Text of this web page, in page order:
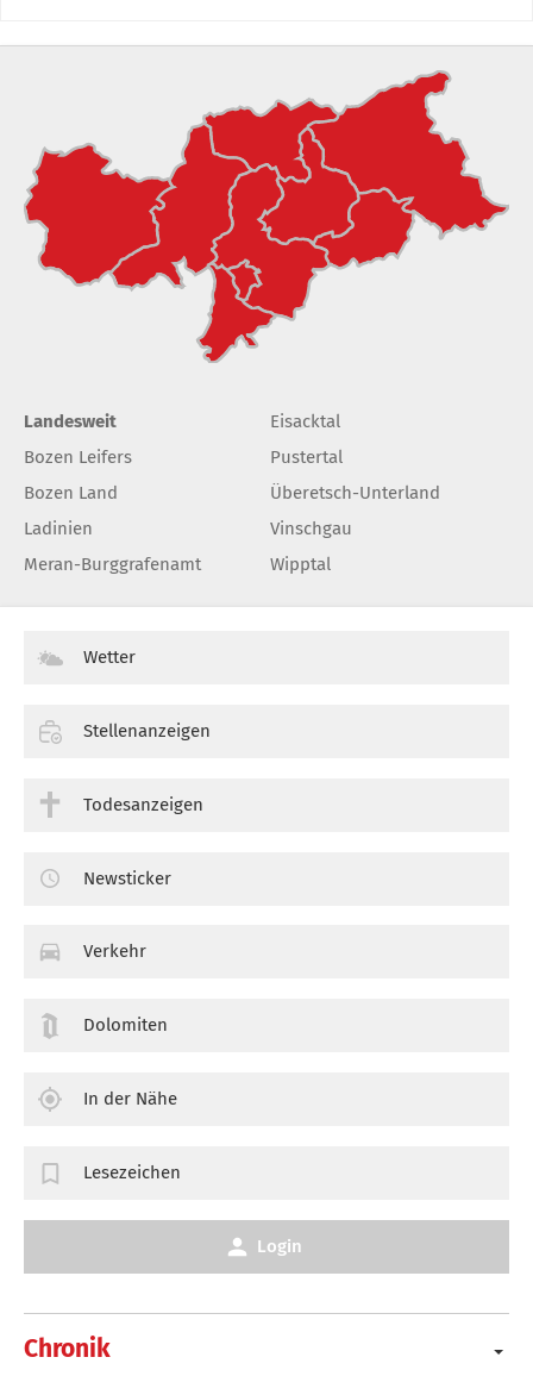
Landesweit
Bozen Leifers
Bozen Land
Ladinien
Meran-Burggrafenamt
Eisacktal
Pustertal
Überetsch-Unterland
Vinschgau
Wipptal
Chronik
Wetter
Stellenanzeigen
Todesanzeigen
Newsticker
Verkehr
Dolomiten
In der Nähe
Lesezeichen
Login